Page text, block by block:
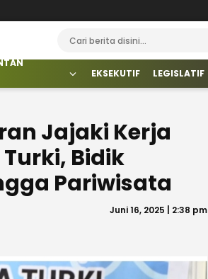
EKSEKUTIF LEGISLATIF
Jajaki Kerja
Bidik
Pariwisata
Juni 16, 2025 | 2:38 pm